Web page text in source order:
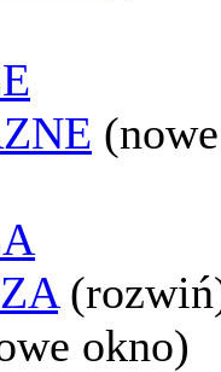
(nowe
okno)